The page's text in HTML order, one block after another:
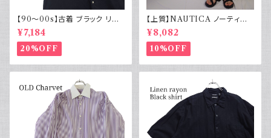
【90～00s】古着 ブラック リネ
ンコットンシャツ 黒 ボックスシ
ルエット
¥7,184
20%OFF
【上質】NAUTICA ノーティカ
コットンリネンパンツ ツータック
¥8,082
10%OFF